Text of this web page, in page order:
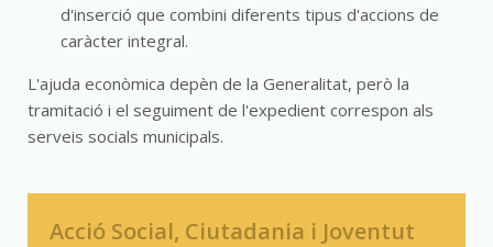
d'inserció que combini diferents tipus d'accions de
caràcter integral.
L'ajuda econòmica depèn de la Generalitat, però la
tramitació i el seguiment de l'expedient correspon als
serveis socials municipals.
Acció Social, Ciutadania i Joventut